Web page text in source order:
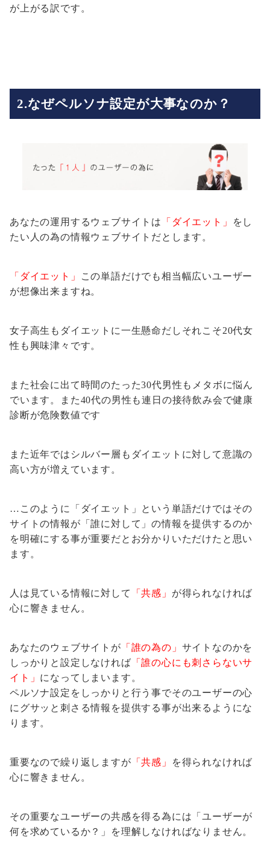
が上がる訳です。
2.なぜペルソナ設定が大事なのか？
あなたの運用するウェブサイトは 「ダイエット」
をし
たい人の為の情報ウェブサイトだとします。
「ダイエット」
この単語だけでも相当幅広いユーザー
が想像出来ますね。
女子高生もダイエットに一生懸命だしそれこそ20代女
性も興味津々です。
また社会に出て時間のたった30代男性もメタボに悩ん
でいます。また40代の男性も連日の接待飲み会で健康
診断が危険数値です
また近年ではシルバー層もダイエットに対して意識の
高い方が増えています。
…このように「ダイエット」という単語だけではその
サイトの情報が「誰に対して」の情報を提供するのか
を明確にする事が重要だとお分かりいただけたと思い
ます。
人は見ている情報に対して 「共感」 が得られなければ
心に響きません。
あなたのウェブサイトが 「誰の為の」 サイトなのかを
しっかりと設定しなければ 「誰の心にも刺さらないサ
イト」 になってしまいます。
ペルソナ設定をしっかりと行う事でそのユーザーの心
にグサッと刺さる情報を提供する事が出来るようにな
ります。
重要なので繰り返しますが 「共感」
を得られなければ
心に響きません。
その重要なユーザーの共感を得る為には「ユーザーが
何を求めているか？」を理解しなければなりません。